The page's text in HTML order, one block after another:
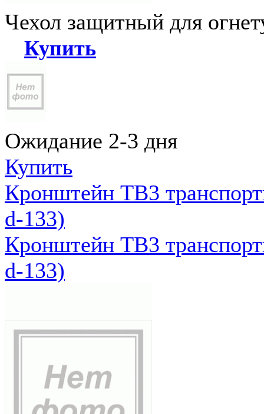
Чехол защитный для
Купить
Ожидание 2-3 дня
Купить
Кронштейн ТВ3
d-133)
Кронштейн ТВ3
d-133)